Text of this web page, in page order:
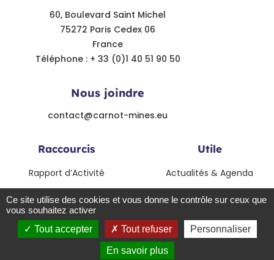
Nous joindre
contact@carnot-mines.eu
60, Boulevard Saint Michel
75272 Paris Cedex 06
France
Téléphone : + 33 (0)1 40 51 90 50
Raccourcis
Rapport d’Activité
Modalités de collaboration
Le label Carnot
Utile
Actualités & Agenda
Contact
© Institut Carnot Mines - 2021 - Tout droits réservés - Crédits
Ce site utilise des cookies et vous donne le contrôle sur ceux que
vous souhaitez activer
Tout accepter
Tout refuser Personnaliser
En savoir plus